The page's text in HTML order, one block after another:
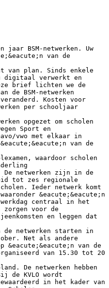
BSM-netwerken. Uw
van de
van plan. Sinds enkele
digitaal verwerkt en
brief lichten we de
de BSM-netwerken
Kosten voor
per schooljaar
opgezet om scholen
Sport en
vwo met elkaar in
van de
waardoor scholen
netwerken zijn in de
tot zes regionale
Ieder netwerk komt
&eacute;&eacute;n
centraal in het
zorgen voor de
en leggen dat
de netwerken starten in
Net als andere
&eacute;&eacute;n van de
van 15.30 tot 20
De netwerken hebben
de KVLO wordt
in het kader van